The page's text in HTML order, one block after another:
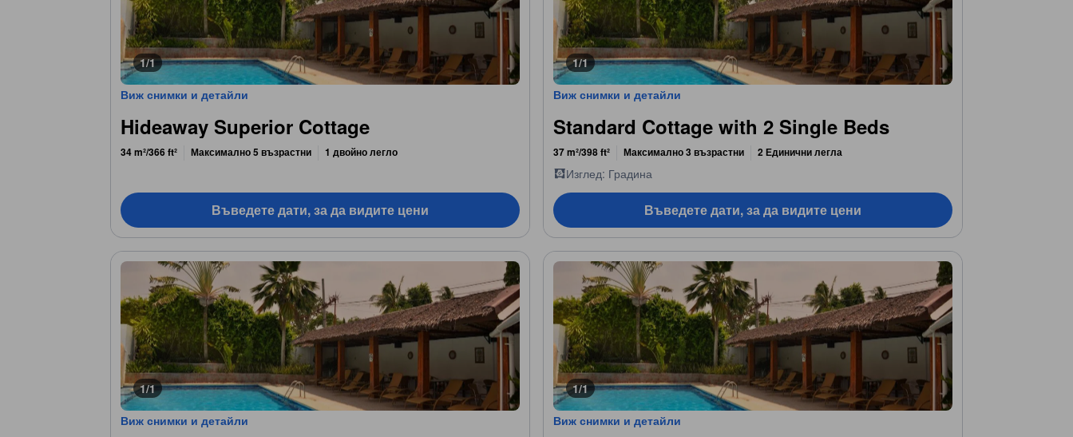
1/1
Виж снимки и детайли
Hideaway Superior Cottage
34 m²/366 ft² Максимално 5 възрастни 1 двойно легло
Въведете дати, за да видите цени
1/1
Виж снимки и детайли
Standard Cottage with 2 Single Beds
37 m²/398 ft² Максимално 3 възрастни 2 Единични легла
Изглед: Градина
Въведете дати, за да видите цени
1/1
Виж снимки и детайли
1/1
Виж снимки и детайли